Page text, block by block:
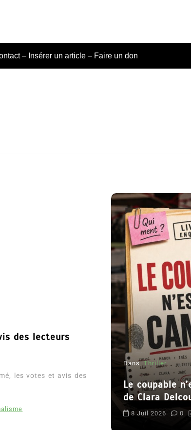
– Insérer un article – Faire un don
des lecteurs
les votes et avis des
– l’actualité : été
Dans Thriller
Le coupable
de Clara
8 Juil 2026 0